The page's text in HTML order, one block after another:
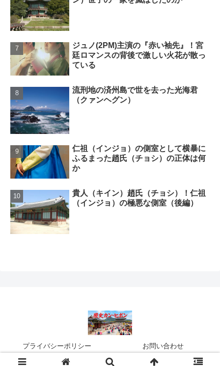
ジュノ(2PM)主演の『赤い袖先』！宮
廷ロマンスの背後で激しい火花が散っ
ている
流刑地の済州島で世を去った光海君
（クァンヘグン）
仁祖（インジョ）の側室として横暴に
ふるまった趙氏（チョシ）の正体は何
か
貴人（キイン）趙氏（チョシ）！仁祖
（インジョ）の極悪な側室（後編）
プライバシーポリシー お問い合わせ
© 2016 歴史カン・ヒボン.